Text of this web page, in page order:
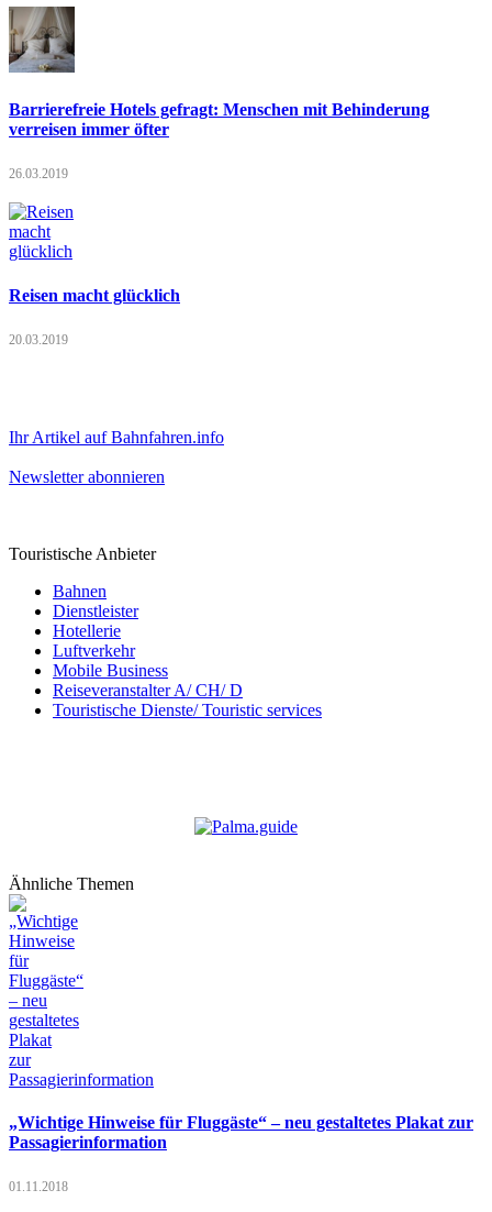
Barrierefreie Hotels gefragt: Menschen mit Behinderung
verreisen immer öfter
26.03.2019
Reisen macht glücklich
20.03.2019
Ihr Artikel auf Bahnfahren.info
Newsletter abonnieren
Touristische Anbieter
Bahnen
Dienstleister
Hotellerie
Luftverkehr
Mobile Business
Reiseveranstalter A/ CH/ D
Touristische Dienste/ Touristic services
Ähnliche Themen
„Wichtige Hinweise für Fluggäste“ – neu gestaltetes Plakat zur
Passagierinformation
01.11.2018